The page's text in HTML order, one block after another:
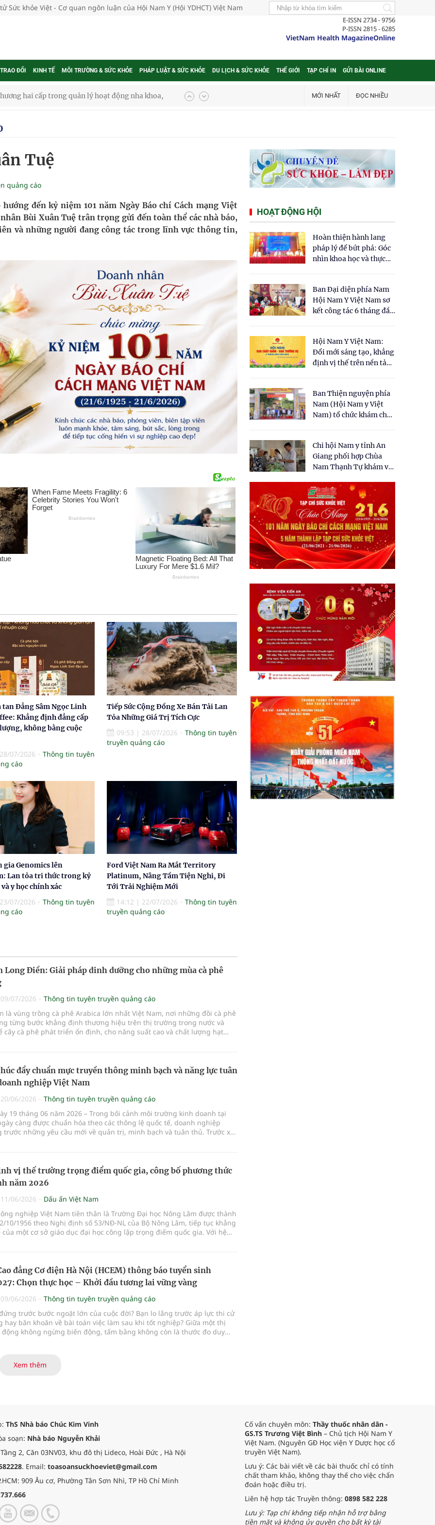
Sức khỏe Việt - Cơ quan ngôn luận của Hội Nam Y (Hội YDHCT) Việt Nam
E-ISSN 2734 - 9756
P-ISSN 2815 - 6285
VietNam Health MagazineOnline
ĐỔI KINH TẾ MÔI TRƯỜNG & SỨC KHỎE PHÁP LUẬT & SỨC KHỎE DU LỊCH & SỨC KHỎE THẾ GIỚI TẠP CHÍ IN GỬI BÀI ONLINE
hai cấp trong quản lý hoạt động nha khoa,
bảo hiểm y tế nếu không đăng ký khám theo yêu
riêng 2026
vực cấp cứu, điều trị đột quỵ
lại khai thác vào ngày 19/8
tăng cường chống hàng giả và gian lận thương
quốc
mới của Việt Nam
MỚI NHẤT ĐỌC NHIỀU
Tuệ
quảng cáo
đến kỷ niệm 101 năm Ngày Báo chí Cách mạng Việt
Bùi Xuân Tuệ trân trọng gửi đến toàn thể các nhà báo,
và những người đang công tác trong lĩnh vực thông tin,
tan Đẳng Sâm Ngọc Linh
Khẳng định đẳng cấp
không bằng cuộc
28/07/2026
Thông tin tuyên
cáo
Tiếp Sức Cộng Đồng Xe Bán Tải Lan
Tỏa Những Giá Trị Tích Cực
09:53 | 28/07/2026
Thông tin tuyên
truyền quảng cáo
gia Genomics lên
Lan tỏa tri thức trong kỷ
y học chính xác
23/07/2026
Thông tin tuyên
cáo
Ford Việt Nam Ra Mắt Territory
Platinum, Nâng Tầm Tiện Nghi, Đi
Tới Trải Nghiệm Mới
14:12 | 22/07/2026
Thông tin tuyên
truyền quảng cáo
Long Điền: Giải pháp dinh dưỡng cho những mùa cà phê
09/07/2026
Thông tin tuyên truyền quảng cáo
là vùng trồng cà phê Arabica lớn nhất Việt Nam, nơi những đồi cà phê
từng bước khẳng định thương hiệu trên thị trường trong nước và
cây cà phê phát triển ổn định, cho năng suất cao và chất lượng hạt
đẩy chuẩn mực truyền thông minh bạch và năng lực tuân
nghiệp Việt Nam
20/06/2026
Thông tin tuyên truyền quảng cáo
19 tháng 06 năm 2026 – Trong bối cảnh môi trường kinh doanh tại
càng được chuẩn hóa theo các thông lệ quốc tế, doanh nghiệp
trước những yêu cầu mới về quản trị, minh bạch và tuân thủ. Trước xu
và phát triển bền vững.
vị thế trường trọng điểm quốc gia, công bố phương thức
năm 2026
11/06/2026
Dấu ấn Việt Nam
nghiệp Việt Nam tiền thân là Trường Đại học Nông Lâm được thành
10/1956 theo Nghị định số 53/NĐ-NL của Bộ Nông Lâm, tiếp tục khẳng
một cơ sở giáo dục đại học công lập trọng điểm quốc gia. Với hệ
đẳng Cơ điện Hà Nội (HCEM) thông báo tuyển sinh
Chọn thực học – Khởi đầu tương lai vững vàng
09/06/2026
Thông tin tuyên truyền quảng cáo
trước bước ngoặt lớn của cuộc đời? Bạn lo lắng trước áp lực thi cử
hay băn khoăn về bài toán việc làm sau khi tốt nghiệp? Giữa một thị
không ngừng biến động, tấm bằng không còn là thước đo duy
Xem thêm
HOẠT ĐỘNG HỘI
Hoàn thiện hành lang
pháp lý để bứt phá: Góc
nhìn khoa học và thực
cho Luật Y dược cổ
truyền Việt Nam"
Ban Đại diện phía Nam
Hội Nam Y Việt Nam sơ
kết công tác 6 tháng đầu
Hội Nam Y Việt Nam:
Đổi mới sáng tạo, khẳng
định vị thế trên nền tảng
Ban Thiện nguyện phía
Nam (Hội Nam y Việt
Nam) tổ chức khám chữa
dân tại xã Tân Tập
Chi hội Nam y tỉnh An
Giang phối hợp Chùa
Nam Thạnh Tự khám và
nhân dân
ThS Nhà báo Chúc Kim Vinh
soạn: Nhà báo Nguyễn Khải
2, Căn 03NV03, khu đô thị Lideco, Hoài Đức , Hà Nội
. Email: toasoansuckhoeviet@gmail.com
909 Âu cơ, Phường Tân Sơn Nhì, TP Hồ Chí Minh
Cố vấn chuyên môn: Thầy thuốc nhân dân -
GS.TS Trương Việt Bình – Chủ tịch Hội Nam Y
Việt Nam. (Nguyên GĐ Học viện Y Dược học cổ
truyền Việt Nam).
Lưu ý: Các bài viết về các bài thuốc chỉ có tính
chất tham khảo, không thay thế cho việc chẩn
đoán hoặc điều trị.
Liên hệ hợp tác Truyền thông: 0898 582 228
Lưu ý: Tạp chí không tiếp nhận hỗ trợ bằng
tiền mặt và không ủy quyền cho bất kỳ tài